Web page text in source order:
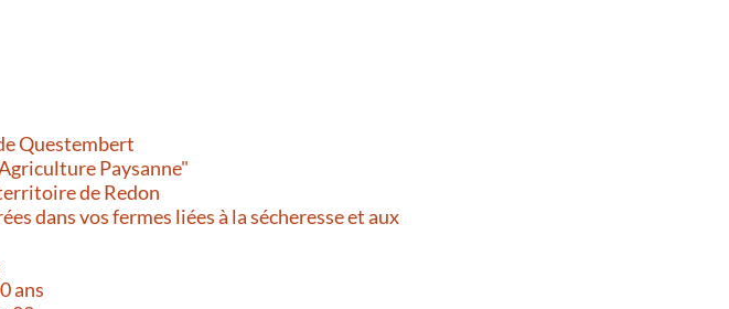
Questembert
Paysanne"
de Redon
dans vos fermes liées à la sécheresse et aux
ans